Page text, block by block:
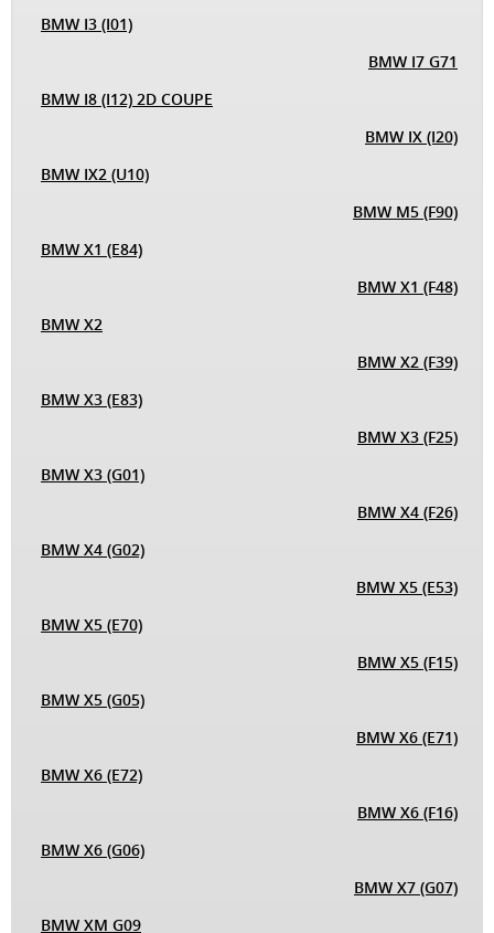
BMW I3 (I01)
BMW I7 G71
BMW I8 (I12) 2D COUPE
BMW IX (I20)
BMW IX2 (U10)
BMW M5 (F90)
BMW X1 (E84)
BMW X1 (F48)
BMW X2
BMW X2 (F39)
BMW X3 (E83)
BMW X3 (F25)
BMW X3 (G01)
BMW X4 (F26)
BMW X4 (G02)
BMW X5 (E53)
BMW X5 (E70)
BMW X5 (F15)
BMW X5 (G05)
BMW X6 (E71)
BMW X6 (E72)
BMW X6 (F16)
BMW X6 (G06)
BMW X7 (G07)
BMW XM G09